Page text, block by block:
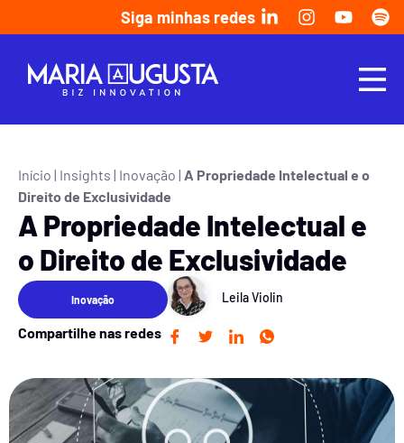
Siga minhas redes
Início | Insights | Inovação | A Propriedade Intelectual e o
Direito de Exclusividade
A Propriedade Intelectual e
o Direito de Exclusividade
Inovação Leila Violin
Compartilhe nas redes